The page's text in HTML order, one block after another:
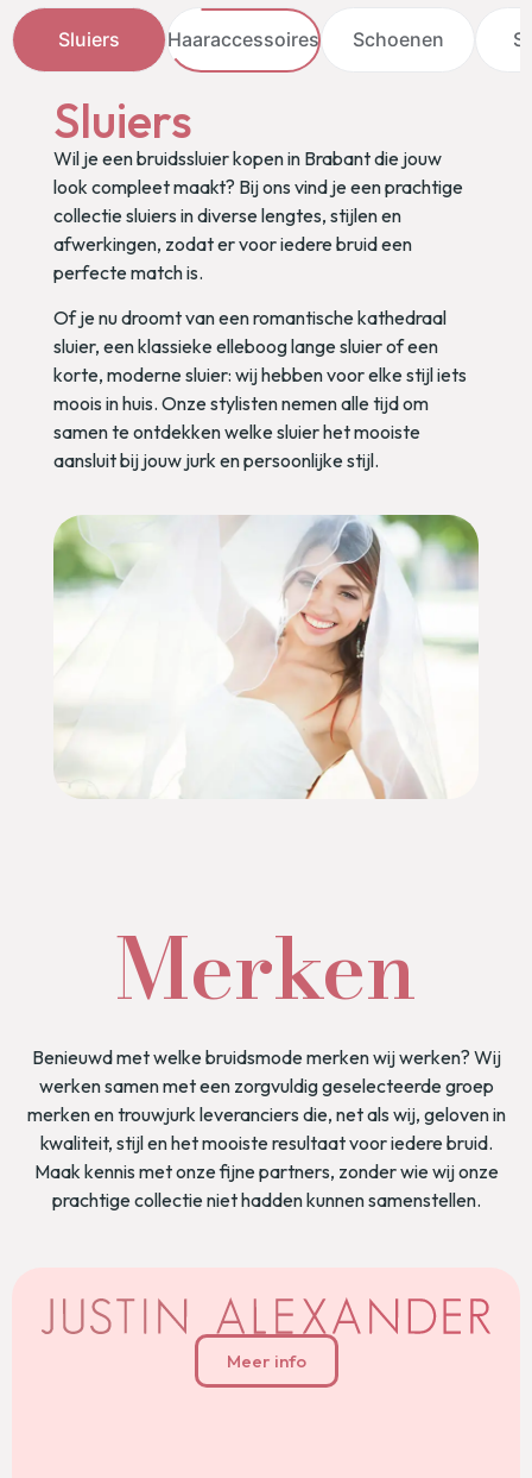
Sluiers Haaraccessoires Schoenen
Haaraccessoires
Op zoek naar de mooiste bruidskapsel accessoires?
De juiste haaraccessoires zorgen voor dat laatste
beetje magie dat jouw look afmaakt. Bij ons vind je
een schitterende selectie haarspelden voor de
bruid, tiara’s en haarkammen die jouw kapsel een
voor een subtiel detail of een accessoire dat echt
opvalt: er is altijd iets dat perfect past bij jouw jurk
en stijl.
Onze stylisten helpen je graag bij het kiezen van de
haaraccessoires die jouw look naar een hoger
bruidsstijl stralen.
Merken
Benieuwd met welke bruidsmode merken wij werken? Wij
werken samen met een zorgvuldig geselecteerde groep
merken en trouwjurk leveranciers die, net als wij, geloven in
kwaliteit, stijl en het mooiste resultaat voor iedere bruid.